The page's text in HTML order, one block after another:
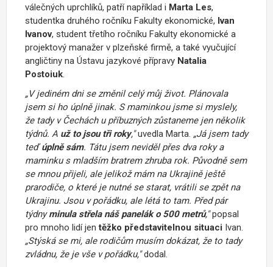
válečných uprchlíků, patří například i Marta Les,
studentka druhého ročníku Fakulty ekonomické, Ivan
Ivanov, student třetího ročníku Fakulty ekonomické a
projektový manažer v plzeňské firmě, a také vyučující
angličtiny na Ústavu jazykové přípravy Natalia
Postoiuk.
„V jediném dni se změnil celý můj život. Plánovala
jsem si ho úplně jinak. S maminkou jsme si myslely,
že tady v Čechách u příbuzných zůstaneme jen několik
týdnů. A už to jsou tři roky,"uvedla Marta. „Já jsem tady
teďúplně sám. Tátu jsem neviděl přes dva roky a
maminku s mladším bratrem zhruba rok. Původně sem
se mnou přijeli, ale jelikož mám na Ukrajině ještě
prarodiče, o které je nutné se starat, vrátili se zpět na
Ukrajinu. Jsou v pořádku, ale létá to tam. Před pár
týdnyminula střela náš panelák o 500 metrů,"popsal
pro mnoho lidí jentěžko představitelnou situaci Ivan.
„Stýská se mi, ale rodičům musím dokázat, že to tady
zvládnu, že je vše v pořádku,"dodal.